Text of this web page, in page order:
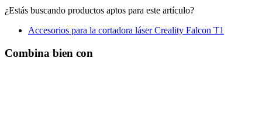
¿Estás buscando productos aptos para este artículo?
Accesorios para la cortadora láser Creality Falcon T1
Combina bien con